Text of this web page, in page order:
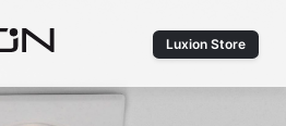
Luxion Store